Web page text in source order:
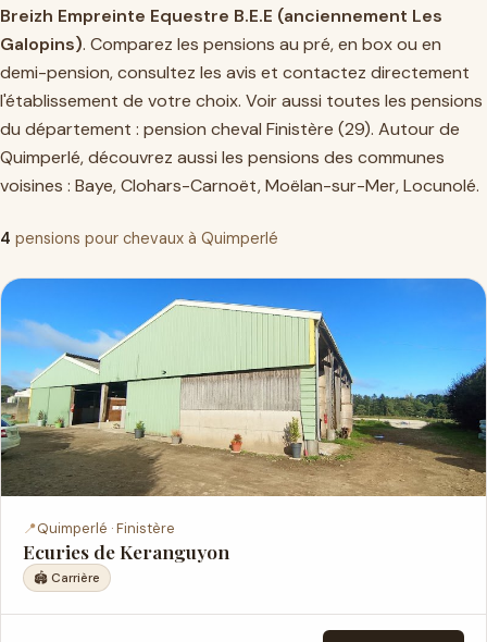
Breizh Empreinte Equestre B.E.E (anciennement Les
Galopins). Comparez les pensions au pré, en box ou en
demi-pension, consultez les avis et contactez directement
l'établissement de votre choix. Voir aussi toutes les pensions
du département : pension cheval Finistère (29). Autour de
Quimperlé, découvrez aussi les pensions des communes
voisines : Baye,Clohars-Carnoët,Moëlan-sur-Mer,Locunolé.
4 pensions pour chevaux à Quimperlé
📍Quimperlé · Finistère
Ecuries de Keranguyon
🏟️ Carrière